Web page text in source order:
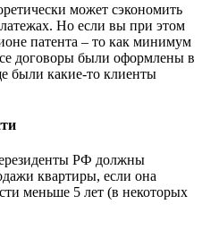
может сэкономить
Но если вы при этом
патента – то как минимум
договоры были оформлены в
были какие-то клиенты
РФ должны
квартиры, если она
меньше 5 лет (в некоторых